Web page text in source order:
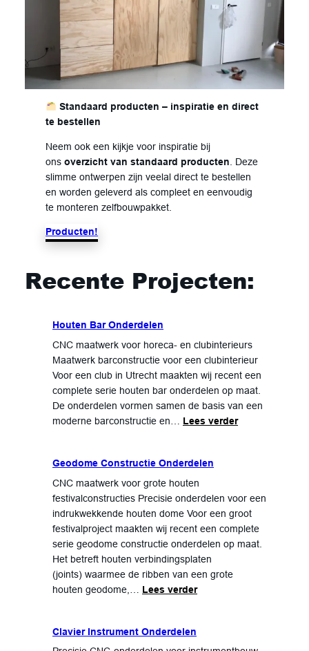
Standaard producten – inspiratie en direct
te bestellen
Neem ook een kijkje voor inspiratie bij
onsoverzicht van standaard producten . Deze
slimme ontwerpen zijn veelal direct te bestellen
en worden geleverd als compleet en eenvoudig
te monteren zelfbouwpakket.
Producten!
Recente Projecten:
Houten Bar Onderdelen
CNC maatwerk voor horeca- en clubinterieurs
Maatwerk barconstructie voor een clubinterieur
Voor een club in Utrecht maakten wij recent een
complete serie houten bar onderdelen op maat.
De onderdelen vormen samen de basis van een
moderne barconstructie en… Lees verder
Geodome Constructie Onderdelen
CNC maatwerk voor grote houten
festivalconstructies Precisie onderdelen voor een
indrukwekkende houten dome Voor een groot
festivalproject maakten wij recent een complete
serie geodome constructie onderdelen op maat.
Het betreft houten verbindingsplaten
(joints) waarmee de ribben van een grote
houten geodome,… Lees verder
Clavier Instrument Onderdelen